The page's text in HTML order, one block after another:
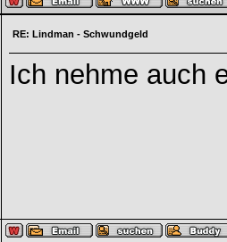
RE: Lindman - Schwundgeld
Ich nehme auch